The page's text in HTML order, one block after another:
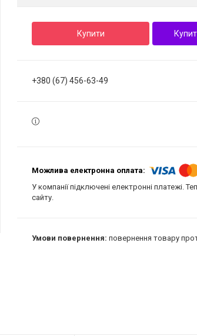
Купити
+380 (67) 456-63-49
У компанії підключені електронні платежі.
сайту.
повернення товару